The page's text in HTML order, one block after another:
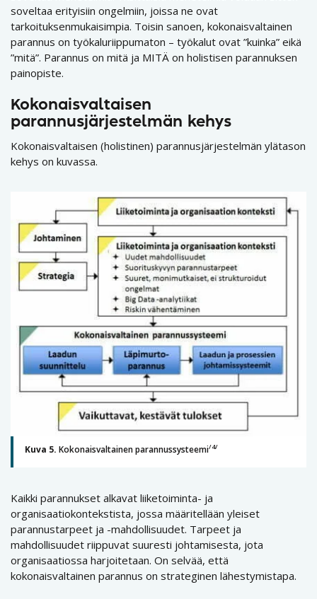
soveltaa erityisiin ongelmiin, joissa ne ovat
tarkoituksenmukaisimpia. Toisin sanoen, kokonaisvaltainen
parannus on työkaluriippumaton – työkalut ovat ”kuinka” eikä
”mitä”. Parannus on mitä ja MITÄ on holistisen parannuksen
painopiste.
Kokonaisvaltaisen
parannusjärjestelmän kehys
Kokonaisvaltaisen (holistinen) parannusjärjestelmän ylätason
kehys on kuvassa.
Kuva 5. Kokonaisvaltainen parannussysteemi/4/
Kaikki parannukset alkavat liiketoiminta- ja
organisaatiokontekstista, jossa määritellään yleiset
parannustarpeet ja -mahdollisuudet. Tarpeet ja
mahdollisuudet riippuvat suuresti johtamisesta, jota
organisaatiossa harjoitetaan. On selvää, että
kokonaisvaltainen parannus on strateginen lähestymistapa.